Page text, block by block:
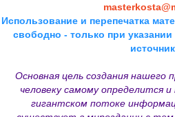
Использование и перепечатка
свободно - только при
Основная цель создания нашего
человеку самому определится
гигантском потоке